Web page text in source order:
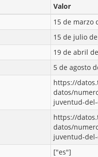
Valor
15 de marzo
15 de julio de
19 de abril
5 de agosto
https://
datos/
juventud-
https://
datos/
juventud-
["es"]